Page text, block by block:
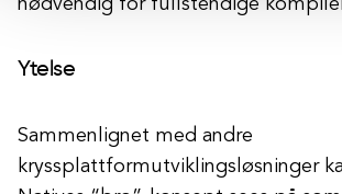
nødvendig for fullstendige
Ytelse
Sammenlignet med andre
kryssplattformutviklingsløsninger